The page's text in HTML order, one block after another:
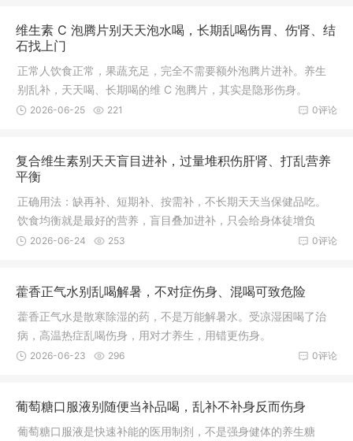
维生素 C 泡腾片别天天泡水喝，长期乱喝伤胃、伤肾、结
石找上门
正常人饮食正常，果蔬充足，完全不需要额外泡腾片进补。养生
别乱补，天天喝、长期喝的维 C 泡腾片，其实是隐形伤身。
0评论
2026-06-25 221
复合维生素别天天盲目进补，过量堆积伤肝肾、打乱营养
平衡
正确用法：缺再补、短期补、按需补，不长期天天当保健品吃。
饮食均衡就是最好的营养，盲目叠加进补，只会给身体徒增负
担，得不偿失。
0评论
2026-06-24 253
藿香正气水别乱喝解暑，不对症伤身、混喝可致危险
藿香正气水是散寒除湿的药，不是万能解暑水。受凉湿困喝了治
病，高温热症乱喝伤身，用对才养生，用错更伤身。
0评论
2026-06-23 296
葡萄糖口服液别随便当补品喝，乱补不补身反而伤身
葡萄糖口服液是快速补能的医用制剂，不是强身健体的养生糖